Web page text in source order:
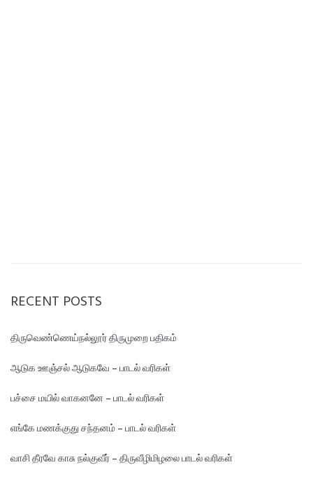
RECENT POSTS
திருவெண்ணெய்நல்லூர் திருமுறை பதிகம்
ஆடுக ஊஞ்சல் ஆடுகவே – பாடல் வரிகள்
பச்சை மயில் வாகனனே – பாடல் வரிகள்
எங்கே மண‌க்குது சந்தனம் – பாடல் வரிகள்
வாசி தீரவே காசு நல்குவீர் – திருவீழிமிழலை பாடல் வரிகள்